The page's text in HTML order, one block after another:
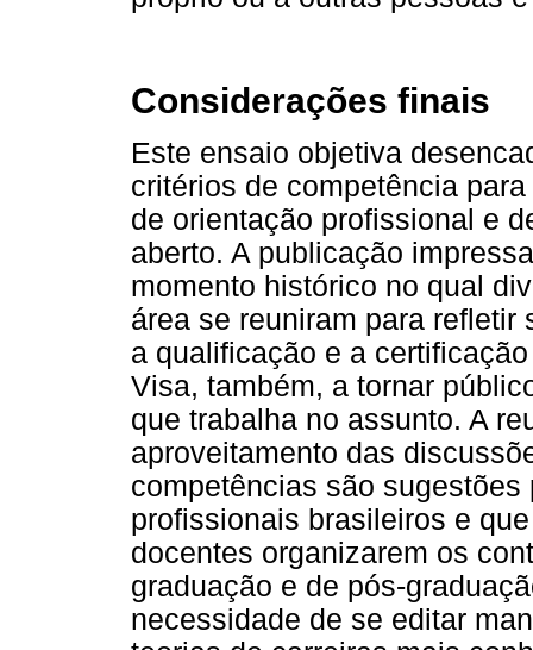
Considerações finais
Este ensaio objetiva
critérios de competência
de orientação profissional e
aberto. A publicação
momento histórico no qual
área se reuniram para
a qualificação e a
Visa, também, a tornar
que trabalha no assunto. A
aproveitamento das
competências são
profissionais brasileiros e
docentes organizarem os
graduação e de pós-
necessidade de se editar